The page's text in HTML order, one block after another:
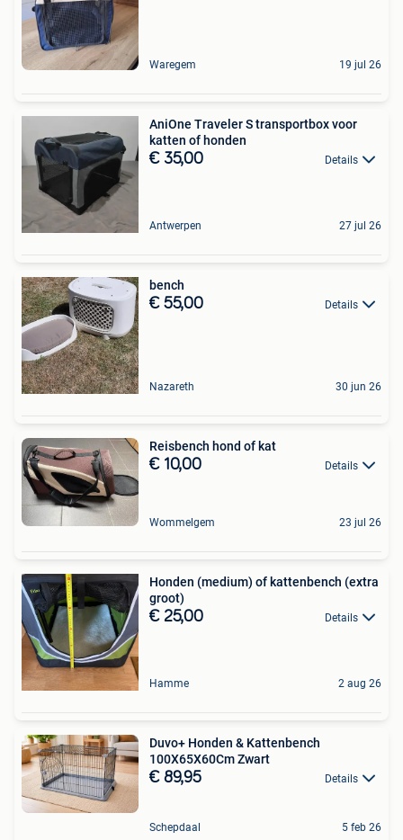
Waregem 19 jul 26
AniOne Traveler S transportbox voor
katten of honden
€ 35,00 Details
Antwerpen 27 jul 26
bench
€ 55,00 Details
Nazareth 30 jun 26
Reisbench hond of kat
€ 10,00 Details
Wommelgem 23 jul 26
Honden (medium) of kattenbench (extra
groot)
€ 25,00 Details
Hamme 2 aug 26
Duvo+ Honden & Kattenbench
100X65X60Cm Zwart
€ 89,95 Details
Schepdaal 5 feb 26